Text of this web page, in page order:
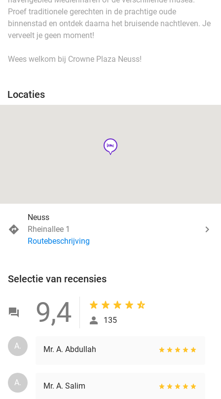
Proef traditionele gerechten in de prachtige oude
binnenstad en ontdek daarna het bruisende nachtleven. Je
verveelt je geen moment!
Wees welkom bij Crowne Plaza Neuss!
Locaties
hotel
Neuss
Rheinallee 1
Routebeschrijving
Selectie van recensies
9,4 135
A. Mr. A. Abdullah
A. Mr. A. Salim